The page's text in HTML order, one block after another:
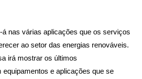
nas várias aplicações que os serviços
ao setor das energias renováveis.
irá mostrar os últimos
e aplicações que se